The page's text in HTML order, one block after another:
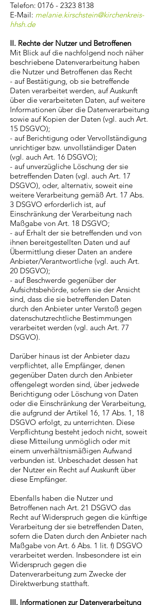
Telefon: 0176 - 2323 8138
E-Mail: melanie.kirschstein@kirchenkreis-
hhsh.de
II. Rechte der Nutzer und Betroffenen
Mit Blick auf die nachfolgend noch näher
beschriebene Datenverarbeitung haben
die Nutzer und Betroffenen das Recht
- auf Bestätigung, ob sie betreffende
Daten verarbeitet werden, auf Auskunft
über die verarbeiteten Daten, auf weitere
Informationen über die Datenverarbeitung
sowie auf Kopien der Daten (vgl. auch Art.
15 DSGVO);
- auf Berichtigung oder Vervollständigung
unrichtiger bzw. unvollständiger Daten
(vgl. auch Art. 16 DSGVO);
- auf unverzügliche Löschung der sie
betreffenden Daten (vgl. auch Art. 17
DSGVO), oder, alternativ, soweit eine
weitere Verarbeitung gemäß Art. 17 Abs.
3 DSGVO erforderlich ist, auf
Einschränkung der Verarbeitung nach
Maßgabe von Art. 18 DSGVO;
- auf Erhalt der sie betreffenden und von
ihnen bereitgestellten Daten und auf
Übermittlung dieser Daten an andere
Anbieter/Verantwortliche (vgl. auch Art.
20 DSGVO);
- auf Beschwerde gegenüber der
Aufsichtsbehörde, sofern sie der Ansicht
sind, dass die sie betreffenden Daten
durch den Anbieter unter Verstoß gegen
datenschutzrechtliche Bestimmungen
verarbeitet werden (vgl. auch Art. 77
DSGVO).
Darüber hinaus ist der Anbieter dazu
verpflichtet, alle Empfänger, denen
gegenüber Daten durch den Anbieter
offengelegt worden sind, über jedwede
Berichtigung oder Löschung von Daten
oder die Einschränkung der Verarbeitung,
die aufgrund der Artikel 16, 17 Abs. 1, 18
DSGVO erfolgt, zu unterrichten. Diese
Verpflichtung besteht jedoch nicht, soweit
diese Mitteilung unmöglich oder mit
einem unverhältnismäßigen Aufwand
verbunden ist. Unbeschadet dessen hat
der Nutzer ein Recht auf Auskunft über
diese Empfänger.
Ebenfalls haben die Nutzer und
Betroffenen nach Art. 21 DSGVO das
Recht auf Widerspruch gegen die künftige
Verarbeitung der sie betreffenden Daten,
sofern die Daten durch den Anbieter nach
Maßgabe von Art. 6 Abs. 1 lit. f) DSGVO
verarbeitet werden. Insbesondere ist ein
Widerspruch gegen die
Datenverarbeitung zum Zwecke der
Direktwerbung statthaft.
III. Informationen zur Datenverarbeitung